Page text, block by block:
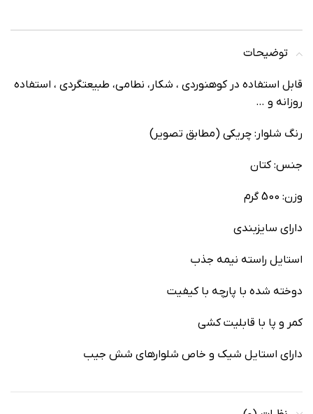
توضیحات
قابل استفاده در کوهنوردی ، شکار، نطامی، طبیعتگردی ، استفاده
روزانه و …
️رنگ شلوار: چریکی (مطابق تصویر)
جنس: کتان
وزن: 500 گرم
دارای سایزبندی
استایل راسته نیمه جذب
دوخته شده با پارچه با کیفیت
کمر و پا با قابلیت کشی
دارای استایل شیک و خاص شلوارهای شش جیب